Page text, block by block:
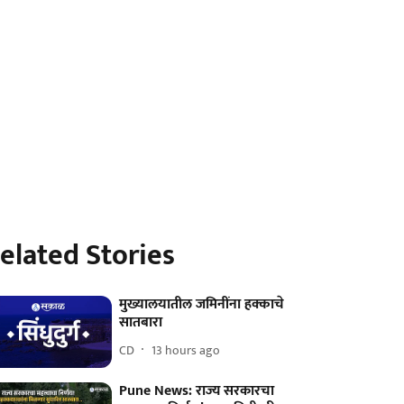
Stories
मुख्यालयातील जमिनींना हक्काचे
सातबारा
CD 13 hours ago
Pune News: राज्य सरकारचा